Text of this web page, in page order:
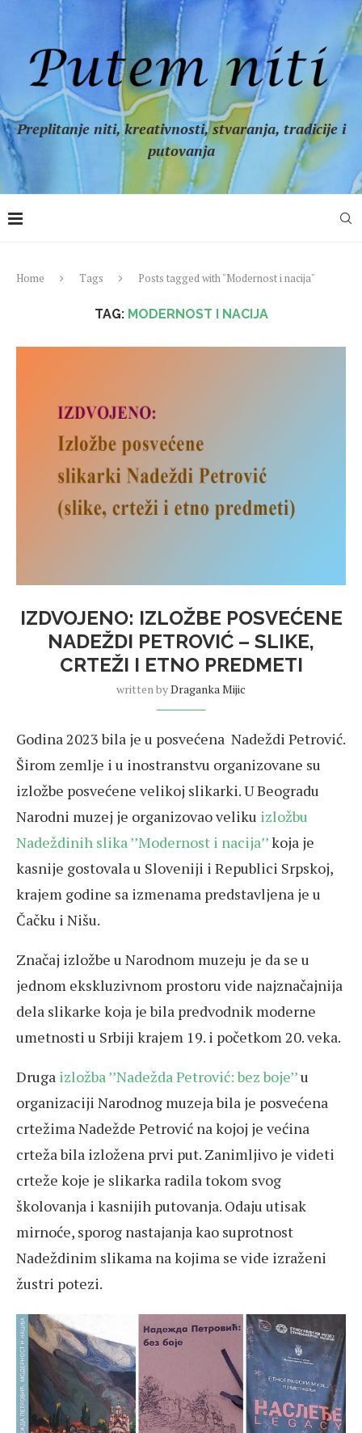
Preplitanje niti, kreativnosti, stvaranja, tradicije i
putovanja
Home Tags Posts tagged with "Modernost i nacija"
TAG: MODERNOST I NACIJA
IZDVOJENO: IZLOŽBE POSVEĆENE
NADEŽDI PETROVIĆ – SLIKE,
CRTEŽI I ETNO PREDMETI
written byDraganka Mijic
Godina 2023 bila je u posvećena Nadeždi Petrović.
Širom zemlje i u inostranstvu organizovane su
izložbe posvećene velikoj slikarki. U Beogradu
Narodni muzej je organizovao veliku izložbu
Nadeždinih slika ’’Modernost i nacija’’koja je
kasnije gostovala u Sloveniji i Republici Srpskoj,
krajem godine sa izmenama predstavljena je u
Čačku i Nišu.
Značaj izložbe u Narodnom muzeju je da se u
jednom ekskluzivnom prostoru vide najznačajnija
dela slikarke koja je bila predvodnik moderne
umetnosti u Srbiji krajem 19. i početkom 20. veka.
Druga izložba ’’Nadežda Petrović: bez boje’’u
organizaciji Narodnog muzeja bila je posvećena
crtežima Nadežde Petrović na kojoj je većina
crteža bila izložena prvi put. Zanimljivo je videti
crteže koje je slikarka radila tokom svog
školovanja i kasnijih putovanja. Odaju utisak
mirnoće, sporog nastajanja kao suprotnost
Nadeždinim slikama na kojima se vide izraženi
žustri potezi.